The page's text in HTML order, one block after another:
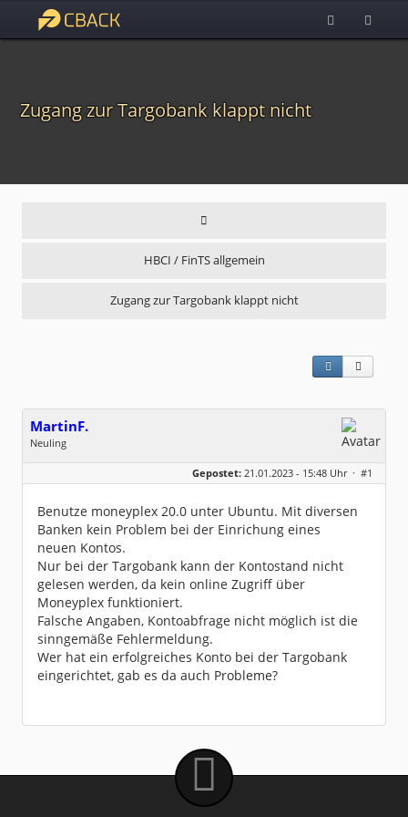
Zugang zur Targobank klappt nicht
HBCI / FinTS allgemein
Zugang zur Targobank klappt nicht
MartinF.
Neuling
Geschlecht:
keine Angabe
Dabei seit:
01 / 2023
Gepostet: 21.01.2023 - 15:48 Uhr · #1
Benutze moneyplex 20.0 unter Ubuntu. Mit diversen
Banken kein Problem bei der Einrichung eines
neuen Kontos.
Nur bei der Targobank kann der Kontostand nicht
gelesen werden, da kein online Zugriff über
Moneyplex funktioniert.
Falsche Angaben, Kontoabfrage nicht möglich ist die
sinngemäße Fehlermeldung.
Wer hat ein erfolgreiches Konto bei der Targobank
eingerichtet, gab es da auch Probleme?